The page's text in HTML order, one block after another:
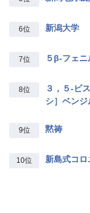
6位 新潟大学
7位 ５β‐フェ
8位
３，５‐ビ
シ］ベンジ
9位 黙祷
10位 新島式コ